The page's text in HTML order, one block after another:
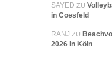
SAYED ZU
in Coesfeld
RANJ ZU
2026 in Köln